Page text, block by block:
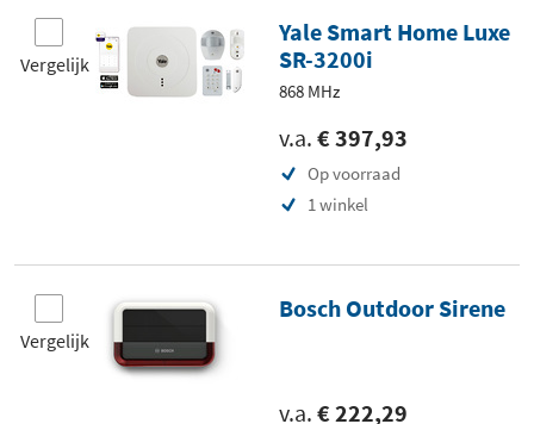
Vergelijk
Yale Smart Home Luxe
SR-3200i
868 MHz
v.a. € 397,93
Op voorraad
1 winkel
Vergelijk
Bosch Outdoor Sirene
v.a. € 222,29